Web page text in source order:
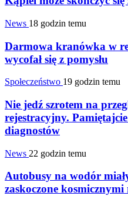
News 18 godzin temu
Darmowa kranówka w
wycofał się z pomysłu
Społeczeństwo 19 godzin temu
Nie jedź szrotem na
rejestracyjny.
diagnostów
News 22 godzin temu
Autobusy na wodór
zaskoczone